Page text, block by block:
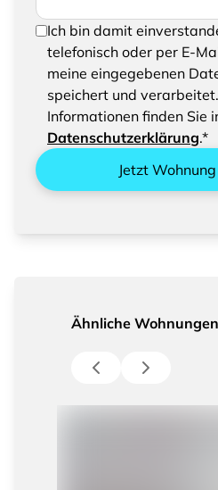
Um Ihre Anfrage senden
Sie bitte das Speichern
eingegebenen Daten
Ich bin damit
telefonisch oder per E-
meine eingegebenen
speichert und
Informationen finden Sie
Datenschutzerklärung.*
Jetzt
Ähnliche Wohnungen